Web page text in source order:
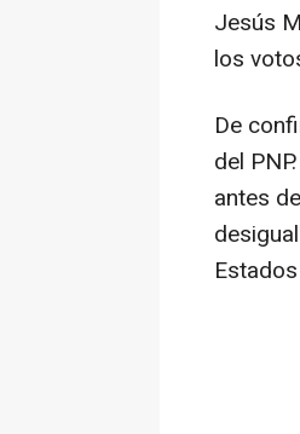
Jesús
los
De
del
antes